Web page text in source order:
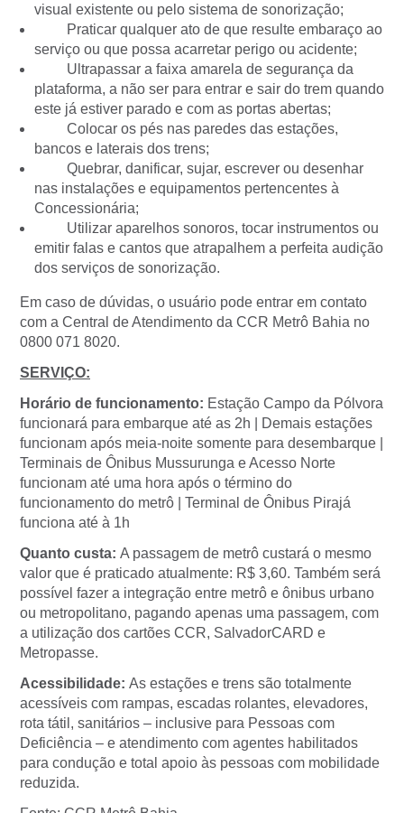
visual existente ou pelo sistema de sonorização;
Praticar qualquer ato de que resulte embaraço ao
serviço ou que possa acarretar perigo ou acidente;
Ultrapassar a faixa amarela de segurança da
plataforma, a não ser para entrar e sair do trem quando
este já estiver parado e com as portas abertas;
Colocar os pés nas paredes das estações,
bancos e laterais dos trens;
Quebrar, danificar, sujar, escrever ou desenhar
nas instalações e equipamentos pertencentes à
Concessionária;
Utilizar aparelhos sonoros, tocar instrumentos ou
emitir falas e cantos que atrapalhem a perfeita audição
dos serviços de sonorização.
Em caso de dúvidas, o usuário pode entrar em contato
com a Central de Atendimento da CCR Metrô Bahia no
0800 071 8020.
SERVIÇO:
Horário de funcionamento: Estação Campo da Pólvora
funcionará para embarque até as 2h | Demais estações
funcionam após meia-noite somente para desembarque |
Terminais de Ônibus Mussurunga e Acesso Norte
funcionam até uma hora após o término do
funcionamento do metrô | Terminal de Ônibus Pirajá
funciona até à 1h
Quanto custa: A passagem de metrô custará o mesmo
valor que é praticado atualmente: R$ 3,60. Também será
possível fazer a integração entre metrô e ônibus urbano
ou metropolitano, pagando apenas uma passagem, com
a utilização dos cartões CCR, SalvadorCARD e
Metropasse.
Acessibilidade: As estações e trens são totalmente
acessíveis com rampas, escadas rolantes, elevadores,
rota tátil, sanitários – inclusive para Pessoas com
Deficiência – e atendimento com agentes habilitados
para condução e total apoio às pessoas com mobilidade
reduzida.